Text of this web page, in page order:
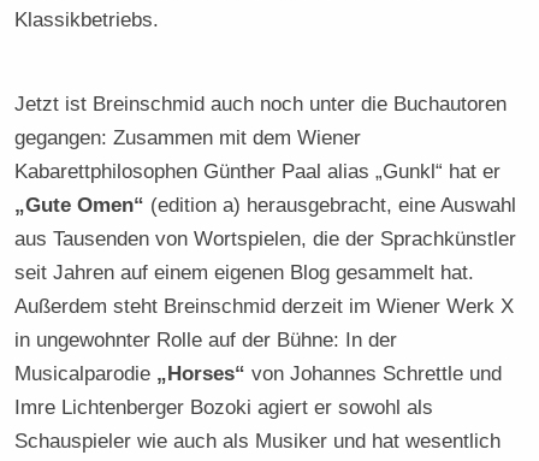
Klassikbetriebs.
Jetzt ist Breinschmid auch noch unter die Buchautoren
gegangen: Zusammen mit dem Wiener
Kabarettphilosophen Günther Paal alias „Gunkl“ hat er
„Gute Omen“ (edition a) herausgebracht, eine Auswahl
aus Tausenden von Wortspielen, die der Sprachkünstler
seit Jahren auf einem eigenen Blog gesammelt hat.
Außerdem steht Breinschmid derzeit im Wiener Werk X
in ungewohnter Rolle auf der Bühne: In der
Musicalparodie „Horses“ von Johannes Schrettle und
Imre Lichtenberger Bozoki agiert er sowohl als
Schauspieler wie auch als Musiker und hat wesentlich